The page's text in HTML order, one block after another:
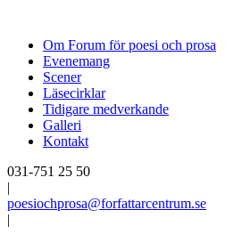
Om Forum för poesi och prosa
Evenemang
Scener
Läsecirklar
Tidigare medverkande
Galleri
Kontakt
031-751 25 50
|
poesiochprosa@forfattarcentrum.se
|